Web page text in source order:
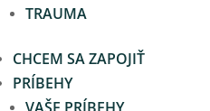
TRAUMA
CHCEM SA ZAPOJIŤ
PRÍBEHY